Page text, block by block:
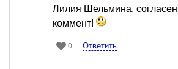
Лилия Шельмина,
коммент!
0 Ответить